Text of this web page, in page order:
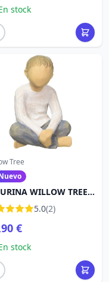
stock
Tree
WILLOW TREE
IMAGINATIVO
5.0(2)
€
stock